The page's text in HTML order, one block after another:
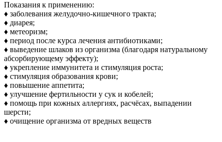
Показания к применению:
♦ заболевания желудочно-кишечного тракта;
♦ диарея;
♦ метеоризм;
♦ период после курса лечения антибиотиками;
♦ выведение шлаков из организма (благодаря натуральному
абсорбирующему эффекту);
♦ укрепление иммунитета и стимуляция роста;
♦ стимуляция образования крови;
♦ повышение аппетита;
♦ улучшение фертильности у сук и кобелей;
♦ помощь при кожных аллергиях, расчёсах, выпадении
шерсти;
♦ очищение организма от вредных веществ